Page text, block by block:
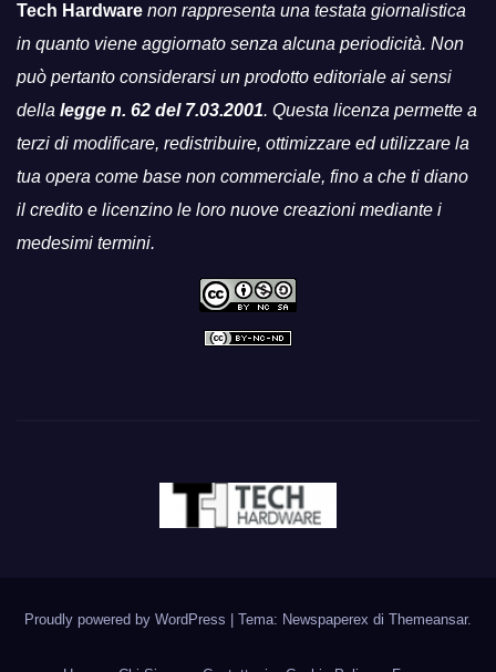
Tech Hardware non rappresenta una testata giornalistica
in quanto viene aggiornato senza alcuna periodicità. Non
può pertanto considerarsi un prodotto editoriale ai sensi
della legge n. 62 del 7.03.2001. Questa licenza permette a
terzi di modificare, redistribuire, ottimizzare ed utilizzare la
tua opera come base non commerciale, fino a che ti diano
il credito e licenzino le loro nuove creazioni mediante i
medesimi termini.
Proudly powered by WordPress | Tema: Newspaperex di Themeansar.